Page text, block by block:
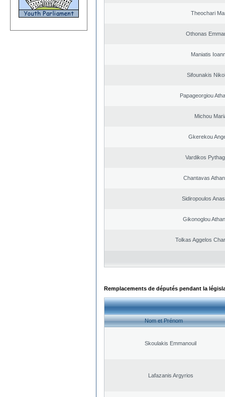
Theochari
Othonas
Maniatis
Sifounakis
Papageorgiou
Michou
Gkerekou
Vardikos
Chantavas
Sidiropoulos
Gikonoglou
Tolkas Aggelos
Remplacements de députés pendant la
Nom et Prénom
Skoulakis Emmanouil
Lafazanis Argyrios